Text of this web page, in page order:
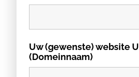
Uw (gewenste) website
(Domeinnaam)